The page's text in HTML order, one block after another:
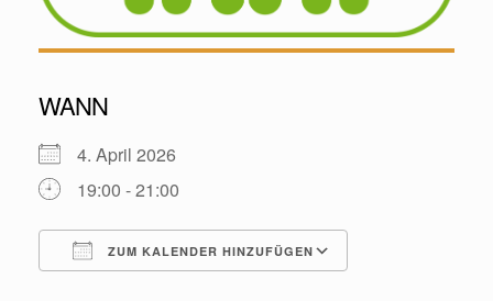
WANN
4. April 2026
19:00 - 21:00
ZUM KALENDER HINZUFÜGEN